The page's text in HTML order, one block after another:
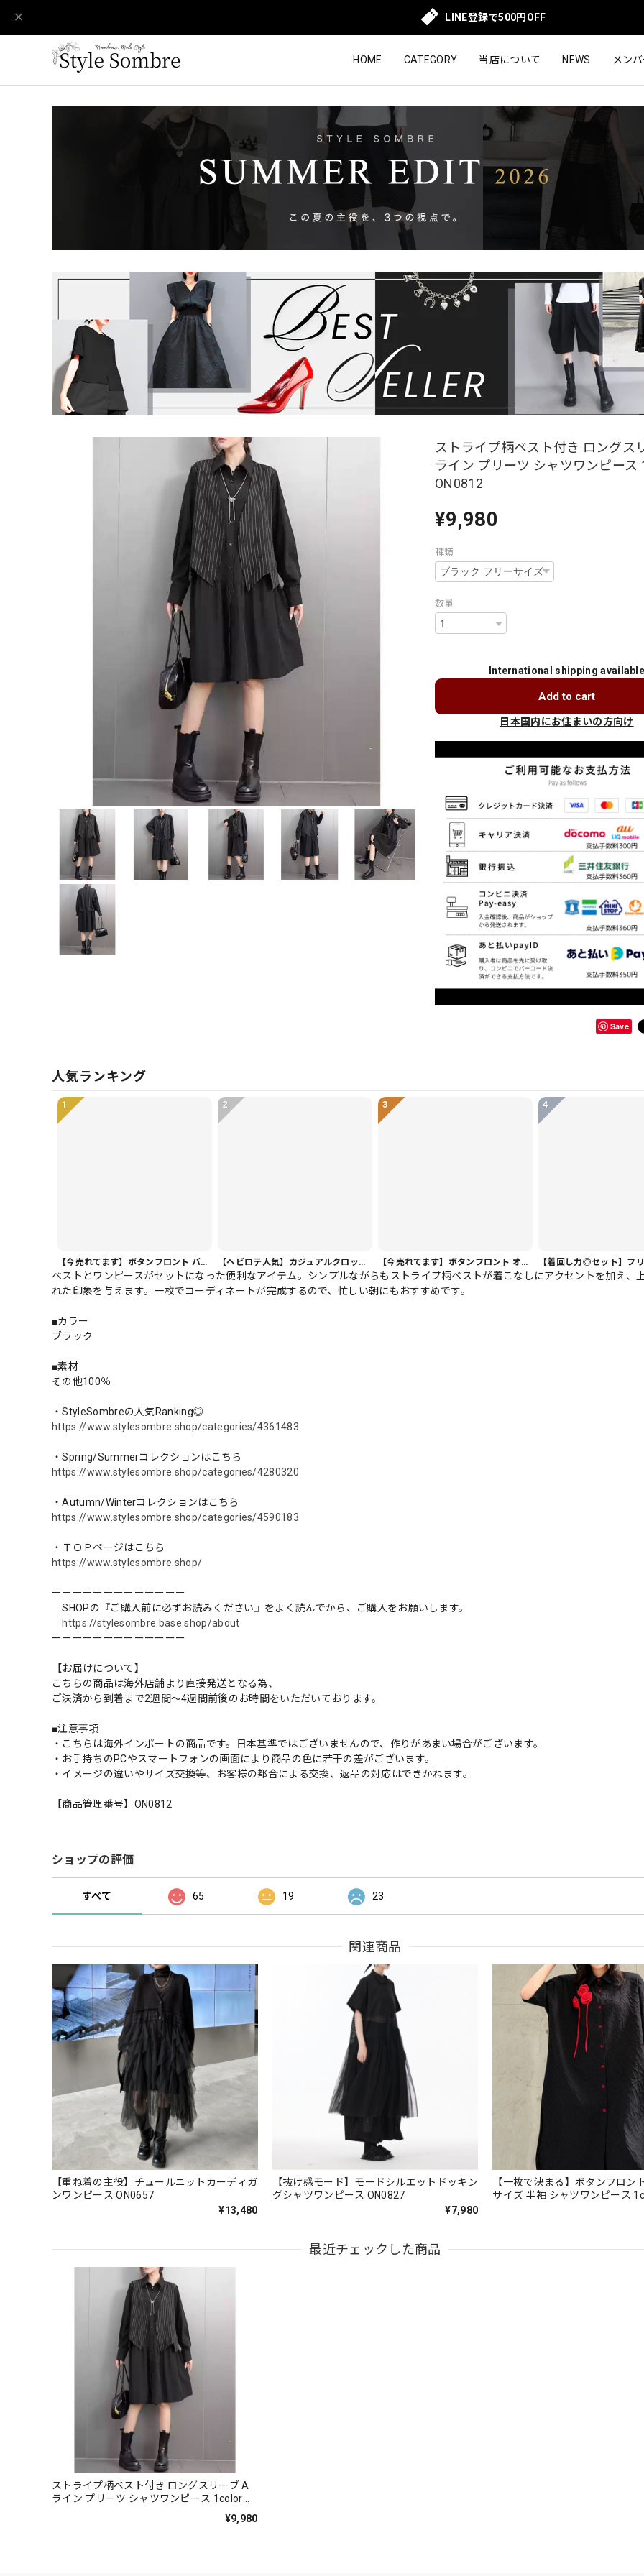
LINE登録で500円OFF
HOME CATEGORY 当店について NEWS メン
ストライプ柄ベスト付き ロングス
ライン プリーツ シャツワンピース
ON0812
¥9,980
種類
数量
International shipping
Add to cart
日本国内にお住まいの方向け
Save
人気ランキング
1
【今売れてます】ボタンフロント バルーンシルエット ハーフ丈 パンツ 1color PT0407
2
【ヘビロテ人気】カジュアルクロップドパンツ PT0341
3
【今売れてます】ボタンフロント オーバーサイズ 半袖 シャツワンピース 1color ON1035
4
ベストとワンピースがセットになった便利なアイテム。シンプルながらもストライプ柄ベストが着こなしにアクセントを加え、
れた印象を与えます。一枚でコーディネートが完成するので、忙しい朝にもおすすめです。
■カラー
ブラック
■素材
その他100％
・StyleSombreの人気Ranking◎
https://www.stylesombre.shop/categories/4361483
・Spring/Summerコレクションはこちら
https://www.stylesombre.shop/categories/4280320
・Autumn/Winterコレクションはこちら
https://www.stylesombre.shop/categories/4590183
・ＴＯＰページはこちら
https://www.stylesombre.shop/
ーーーーーーーーーーーーー
SHOPの『ご購入前に必ずお読みください』をよく読んでから、ご購入をお願いします。
https://stylesombre.base.shop/about
ーーーーーーーーーーーーー
【お届けについて】
こちらの商品は海外店舗より直接発送となる為、
ご決済から到着まで2週間〜4週間前後のお時間をいただいております。
■注意事項
・こちらは海外インポートの商品です。日本基準ではございませんので、作りがあまい場合がございます。
・お手持ちのPCやスマートフォンの画面により商品の色に若干の差がございます。
・イメージの違いやサイズ交換等、お客様の都合による交換、返品の対応はできかねます。
【商品管理番号】ON0812
ショップの評価
すべて 65 19 23
関連商品
【重ね着の主役】チュールニットカーディガ
ンワンピース ON0657
¥13,480
【抜け感モード】モードシルエットドッキン
グシャツワンピース ON0827
¥7,980
【一枚で決まる】ボタンフロン
サイズ 半袖 シャツワンピース
最近チェックした商品
ストライプ柄ベスト付き ロングスリーブ A
ライン プリーツ シャツワンピース 1color
¥9,980